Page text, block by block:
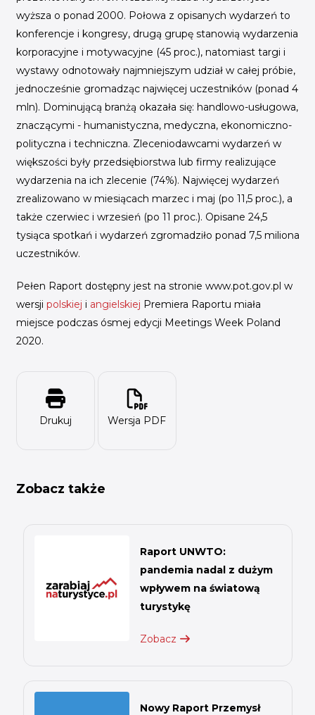
wyższa o ponad 2000. Połowa z opisanych wydarzeń to
konferencje i kongresy, drugą grupę stanowią wydarzenia
korporacyjne i motywacyjne (45 proc.), natomiast targi i
wystawy odnotowały najmniejszym udział w całej próbie,
jednocześnie gromadząc najwięcej uczestników (ponad 4
mln). Dominującą branżą okazała się: handlowo-usługowa,
znaczącymi - humanistyczna, medyczna, ekonomiczno-
polityczna i techniczna. Zleceniodawcami wydarzeń w
większości były przedsiębiorstwa lub firmy realizujące
wydarzenia na ich zlecenie (74%). Najwięcej wydarzeń
zrealizowano w miesiącach marzec i maj (po 11,5 proc.), a
także czerwiec i wrzesień (po 11 proc.). Opisane 24,5
tysiąca spotkań i wydarzeń zgromadziło ponad 7,5 miliona
uczestników.
Pełen Raport dostępny jest na stronie www.pot.gov.pl w
wersji polskiej i angielskiej Premiera Raportu miała
miejsce podczas ósmej edycji Meetings Week Poland
2020.
Drukuj Wersja PDF
Zobacz także
Raport UNWTO:
pandemia nadal z dużym
wpływem na światową
turystykę
Zobacz
Nowy Raport Przemysł